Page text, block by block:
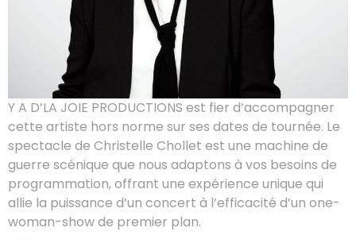
Y A D’LA JOIE PRODUCTIONS est fier d’accompagner
cette artiste hors norme sur ses dates de tournée. Le
spectacle de Christelle Chollet est une machine de
guerre scénique que nous adaptons à vos besoins de
programmation, offrant une expérience unique qui
allie la puissance d’un concert à l’efficacité d’un one-
woman-show de premier plan.